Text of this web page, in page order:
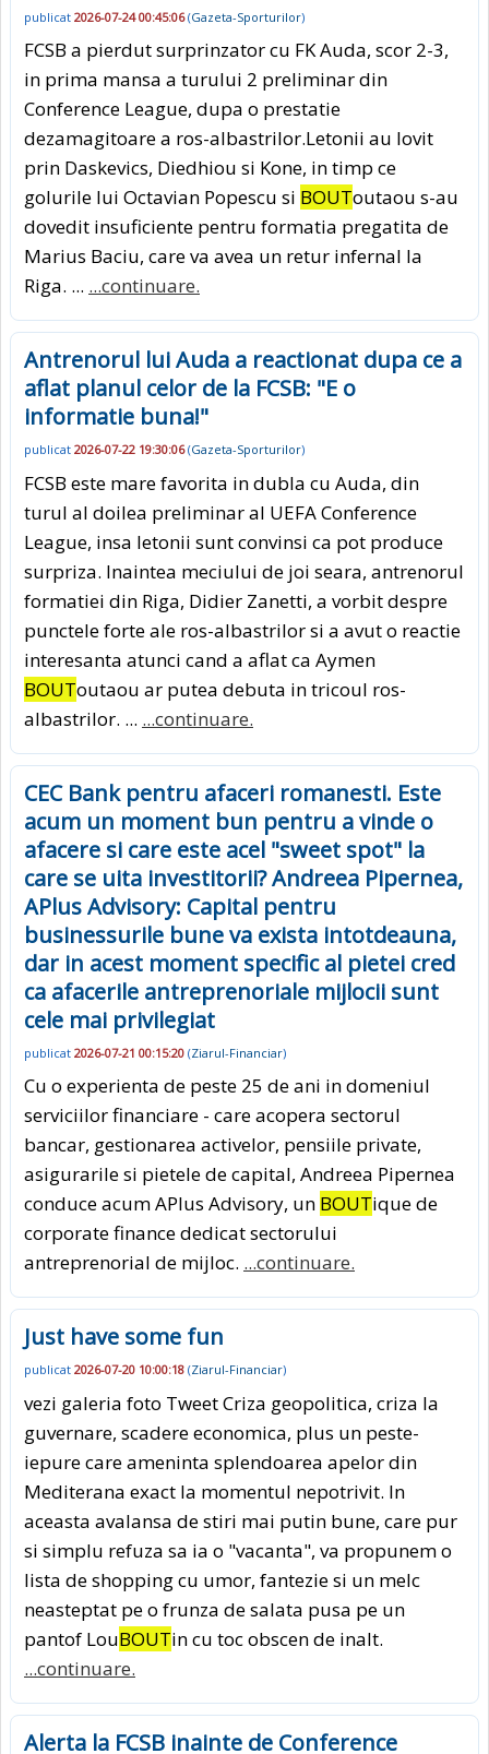
publicat 2026-07-24 00:45:06(Gazeta-Sporturilor)
FCSB a pierdut surprinzator cu FK Auda, scor 2-3,
in prima mansa a turului 2 preliminar din
Conference League, dupa o prestatie
dezamagitoare a ros-albastrilor.Letonii au lovit
prin Daskevics, Diedhiou si Kone, in timp ce
golurile lui Octavian Popescu si BOUToutaou s-au
dovedit insuficiente pentru formatia pregatita de
Marius Baciu, care va avea un retur infernal la
Riga. ... ...continuare.
Antrenorul lui Auda a reactionat dupa ce a
aflat planul celor de la FCSB: "E o
informatie buna!"
publicat 2026-07-22 19:30:06(Gazeta-Sporturilor)
FCSB este mare favorita in dubla cu Auda, din
turul al doilea preliminar al UEFA Conference
League, insa letonii sunt convinsi ca pot produce
surpriza. Inaintea meciului de joi seara, antrenorul
formatiei din Riga, Didier Zanetti, a vorbit despre
punctele forte ale ros-albastrilor si a avut o reactie
interesanta atunci cand a aflat ca Aymen
BOUToutaou ar putea debuta in tricoul ros-
albastrilor. ... ...continuare.
CEC Bank pentru afaceri romanesti. Este
acum un moment bun pentru a vinde o
afacere si care este acel "sweet spot" la
care se uita investitorii? Andreea Pipernea,
APlus Advisory: Capital pentru
businessurile bune va exista intotdeauna,
dar in acest moment specific al pietei cred
ca afacerile antreprenoriale mijlocii sunt
cele mai privilegiat
publicat 2026-07-21 00:15:20 (Ziarul-Financiar)
Cu o experienta de peste 25 de ani in domeniul
serviciilor financiare - care acopera sectorul
bancar, gestionarea activelor, pensiile private,
asigurarile si pietele de capital, Andreea Pipernea
conduce acum APlus Advisory, un BOUTique de
corporate finance dedicat sectorului
antreprenorial de mijloc. ...continuare.
Just have some fun
publicat 2026-07-20 10:00:18 (Ziarul-Financiar)
vezi galeria foto Tweet Criza geopolitica, criza la
guvernare, scadere economica, plus un peste-
iepure care ameninta splendoarea apelor din
Mediterana exact la momentul nepotrivit. In
aceasta avalansa de stiri mai putin bune, care pur
si simplu refuza sa ia o "vacanta", va propunem o
lista de shopping cu umor, fantezie si un melc
neasteptat pe o frunza de salata pusa pe un
pantof LouBOUTin cu toc obscen de inalt.
...continuare.
Alerta la FCSB inainte de Conference